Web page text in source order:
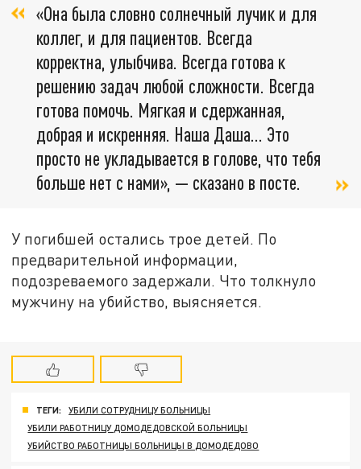
«Она была словно солнечный лучик и для
коллег, и для пациентов. Всегда
корректна, улыбчива. Всегда готова к
решению задач любой сложности. Всегда
готова помочь. Мягкая и сдержанная,
добрая и искренняя. Наша Даша... Это
просто не укладывается в голове, что тебя
больше нет с нами», — сказано в посте.
У погибшей остались трое детей. По
предварительной информации,
подозреваемого задержали. Что толкнуло
мужчину на убийство, выясняется.
ТЕГИ:
УБИЛИ СОТРУДНИЦУ БОЛЬНИЦЫ
УБИЛИ РАБОТНИЦУ ДОМОДЕДОВСКОЙ БОЛЬНИЦЫ
УБИЙСТВО РАБОТНИЦЫ БОЛЬНИЦЫ В ДОМОДЕДОВО